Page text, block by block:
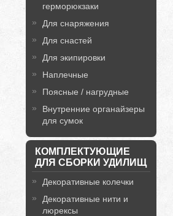
герморюкзаки
Для снаряжения
Для снастей
Для экипировки
Наплечные
Поясные / нагрудные
Внутренние органайзеры
для сумок
КОМПЛЕКТУЮЩИЕ
ДЛЯ СБОРКИ УДИЛИЩ
Декоративные колечки
Декоративные нити и
люрексы